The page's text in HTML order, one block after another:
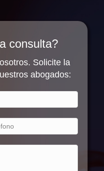
consulta?
Solicite la
abogados: